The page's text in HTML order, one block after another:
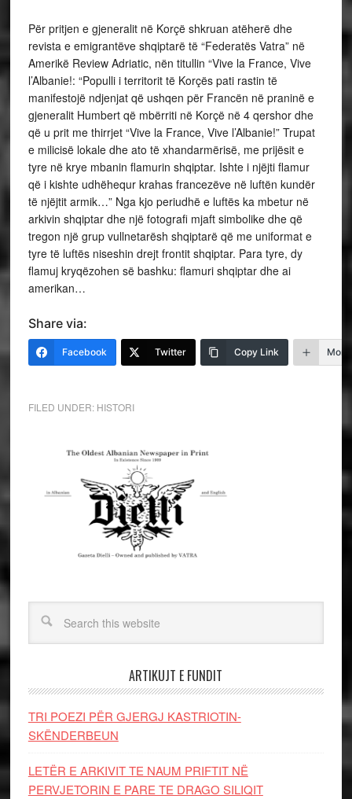
Për pritjen e gjeneralit në Korçë shkruan atëherë dhe
revista e emigrantëve shqiptarë të “Federatës Vatra” në
Amerikë Review Adriatic, nën titullin “Vive la France, Vive
l’Albanie!: “Populli i territorit të Korçës pati rastin të
manifestojë ndjenjat që ushqen për Francën në praninë e
gjeneralit Humbert që mbërriti në Korçë në 4 qershor dhe
që u prit me thirrjet “Vive la France, Vive l’Albanie!” Trupat
e milicisë lokale dhe ato të xhandarmërisë, me prijësit e
tyre në krye mbanin flamurin shqiptar. Ishte i njëjti flamur
që i kishte udhëhequr krahas francezëve në luftën kundër
të njëjtit armik…” Nga kjo periudhë e luftës ka mbetur në
arkivin shqiptar dhe një fotografi mjaft simbolike dhe që
tregon një grup vullnetarësh shqiptarë që me uniformat e
tyre të luftës niseshin drejt frontit shqiptar. Para tyre, dy
flamuj kryqëzohen së bashku: flamuri shqiptar dhe ai
amerikan…
Share via:
Facebook Twitter Copy Link More
FILED UNDER: HISTORI
ARTIKUJT E FUNDIT
TRI POEZI PËR GJERGJ KASTRIOTIN-
SKËNDERBEUN
LETËR E ARKIVIT TE NAUM PRIFTIT NË
PERVJETORIN E PARE TE DRAGO SILIQIT